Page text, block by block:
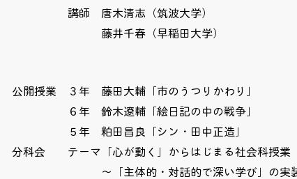
講師 唐木清志（筑波大学）
​ 藤井千春（早稲田大学）
公開授業 ３年 藤田大輔「市のうつりかわり」
６年 鈴木遼輔「絵日記の中の戦争」
５年 粕田昌良「シン・田中正造」
分科会 テーマ「心が動く」からはじまる社会科授業
～「主体的・対話的で深い学び」の実装